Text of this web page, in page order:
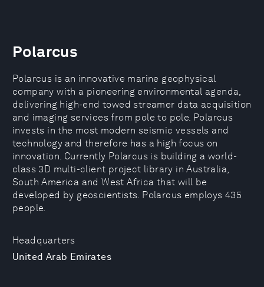
Headquarters
United Arab Emirates
Polarcus
Polarcus is an innovative marine geophysical
company with a pioneering environmental agenda,
delivering high-end towed streamer data acquisition
and imaging services from pole to pole. Polarcus
invests in the most modern seismic vessels and
technology and therefore has a high focus on
innovation. Currently Polarcus is building a world-
class 3D multi-client project library in Australia,
South America and West Africa that will be
developed by geoscientists. Polarcus employs 435
people.